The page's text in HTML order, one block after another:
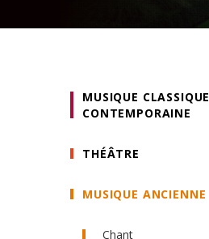
MUSIQUE
CONTEMPORAINE
THÉÂTRE
MUSIQUE ANCIENNE
Chant